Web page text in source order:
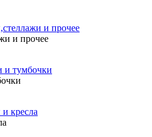
и прочее
и прочее
и тумбочки
кресла